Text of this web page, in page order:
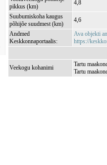
pikkus (km)
4,8
Suubumiskoha kaugus
põhijõe suudmest (km)
4,6
Andmed
Keskkonnaportaalis:
Ava objekti
https://
Veekogu kohanimi
Tartu
Tartu